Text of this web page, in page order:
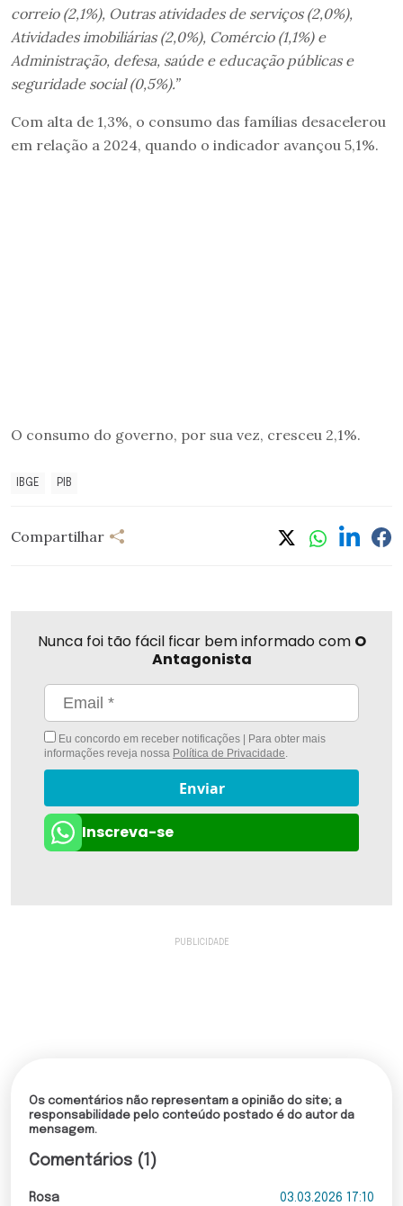
correio (2,1%), Outras atividades de serviços (2,0%),
Atividades imobiliárias (2,0%), Comércio (1,1%) e
Administração, defesa, saúde e educação públicas e
seguridade social (0,5%).”
Com alta de 1,3%, o consumo das famílias desacelerou
em relação a 2024, quando o indicador avançou 5,1%.
O consumo do governo, por sua vez, cresceu 2,1%.
IBGE PIB
Compartilhar
Nunca foi tão fácil ficar bem informado com O
Antagonista
Eu concordo em receber notificações | Para obter mais
informações reveja nossa Política de Privacidade.
Enviar
Inscreva-se
Os comentários não representam a opinião do site; a
responsabilidade pelo conteúdo postado é do autor da
mensagem.
Comentários (1)
Rosa
03.03.2026 17:10